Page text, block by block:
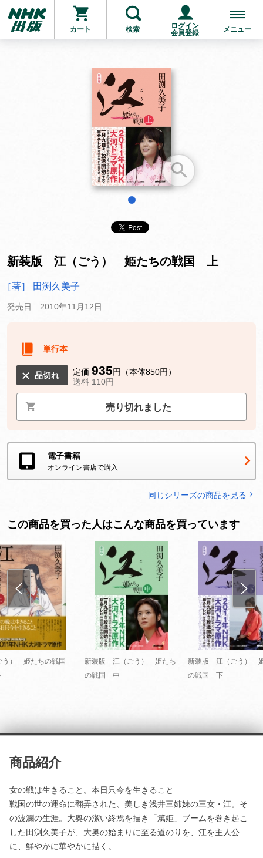
カート 検索
ログイン
会員登録
メニュー
お支払いに進む
他にも商品を買う
新装版 江（ごう） 姫たちの戦国 上
［著］ 田渕久美子
発売日 2010年11月12日
単行本
品切れ 定価 935円（本体850円）
送料 110円
売り切れました
電子書籍
オンライン書店で購入
同じシリーズの商品を見る
この商品を買った人はこんな商品を買っています
う） 姫たちの戦国
新装版 江（ごう） 姫たち
の戦国 中
新装版 江（ごう）
の戦国 下
商品紹介
女の戦は生きること。本日只今を生きること
戦国の世の運命に翻弄された、美しき浅井三姉妹の三女・江。そ
の波瀾の生涯。大奥の潔い終焉を描き「篤姫」ブームを巻き起こ
した田渕久美子が、大奥の始まりに至る道のりを、江を主人公
に、鮮やかに華やかに描く。